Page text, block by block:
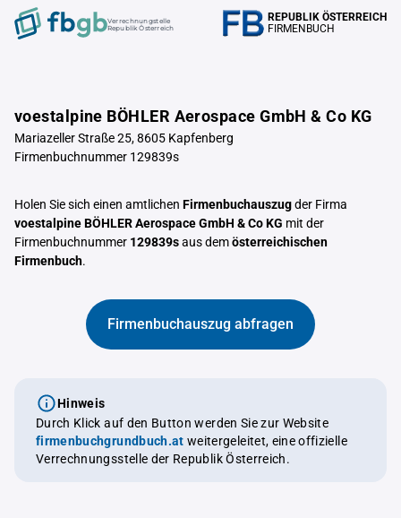
Verrechnungstelle
Republik Österreich
REPUBLIK ÖSTERREICH
FIRMENBUCH
voestalpine BÖHLER Aerospace GmbH & Co KG
Mariazeller Straße 25, 8605 Kapfenberg
Firmenbuchnummer 129839s
Holen Sie sich einen amtlichen Firmenbuchauszugder Firma
voestalpine BÖHLER Aerospace GmbH & Co KG mit der
Firmenbuchnummer 129839saus demösterreichischen
Firmenbuch.
Firmenbuchauszug abfragen
Hinweis
Durch Klick auf den Button werden Sie zur Website
firmenbuchgrundbuch.at weitergeleitet, eine offizielle
Verrechnungsstelle der Republik Österreich.